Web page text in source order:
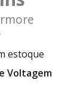
estoque
Voltagem